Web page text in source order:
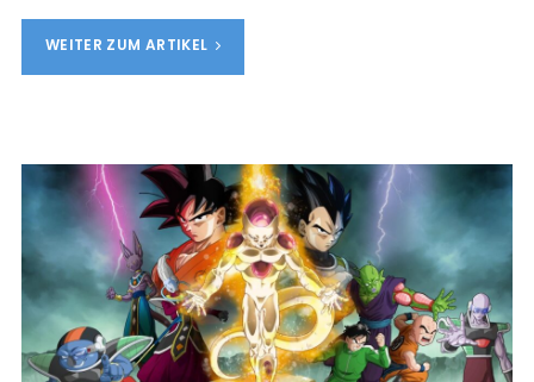
WEITER ZUM ARTIKEL